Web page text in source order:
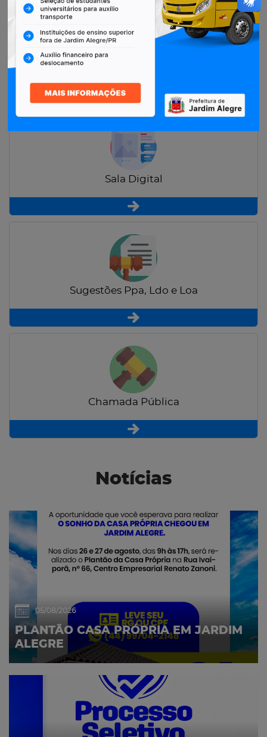
Restituição de Contribuintes
Sala Digital
Sugestões Ppa, Ldo e Loa
Chamada Pública
Notícias
05/08/2026
PLANTÃO CASA PRÓPRIA EM JARDIM
ALEGRE